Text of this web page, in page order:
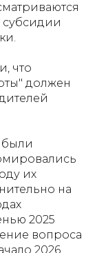
что
должен
их
на
2025
вопроса
2026